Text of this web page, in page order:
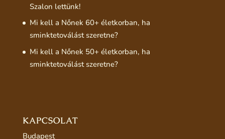
Szalon lettünk!
Mi kell a Nőnek 60+ életkorban, ha
sminktetoválást szeretne?
Mi kell a Nőnek 50+ életkorban, ha
sminktetoválást szeretne?
KAPCSOLAT
Budapest